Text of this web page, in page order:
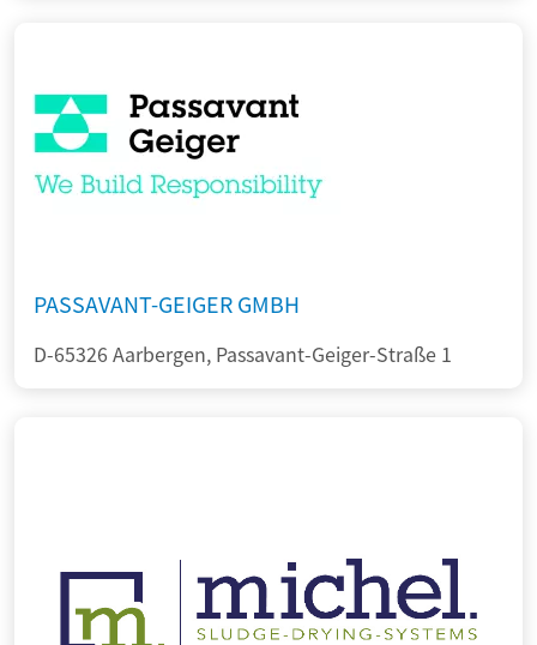
PASSAVANT-GEIGER GMBH
D-65326 Aarbergen, Passavant-Geiger-Straße 1